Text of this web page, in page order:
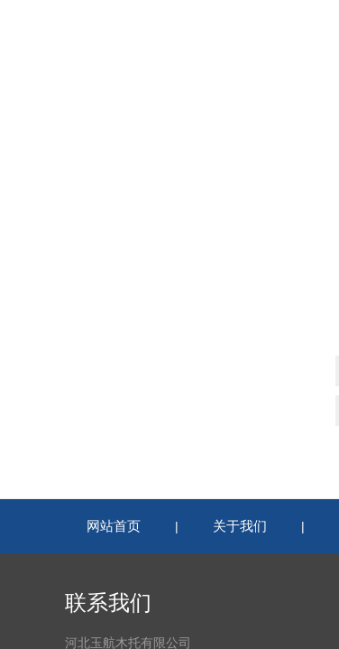
网站首页 | 关于我们 |
联系我们
河北玉航木托有限公司